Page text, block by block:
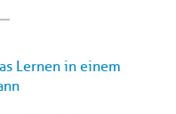
Lernen in einem